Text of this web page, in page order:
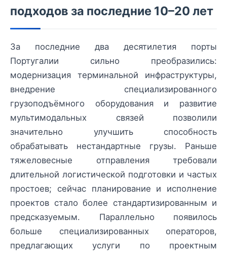
подходов за последние 10–20 лет
За последние два десятилетия порты
Португалии сильно преобразились:
модернизация терминальной инфраструктуры,
внедрение специализированного
грузоподъёмного оборудования и развитие
мультимодальных связей позволили
значительно улучшить способность
обрабатывать нестандартные грузы. Раньше
тяжеловесные отправления требовали
длительной логистической подготовки и частых
простоев; сейчас планирование и исполнение
проектов стало более стандартизированным и
предсказуемым. Параллельно появилось
больше специализированных операторов,
предлагающих услуги по проектным